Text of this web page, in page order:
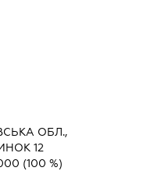
ОБЛ.,
12
(100 %)